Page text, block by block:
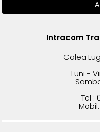
Intracom
Calea
Luni -
Tel :